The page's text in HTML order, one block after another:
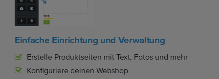
Einfache Einrichtung und Verwaltung
Erstelle Produktseiten mit Text, Fotos und mehr
Konfiguriere deinen Webshop